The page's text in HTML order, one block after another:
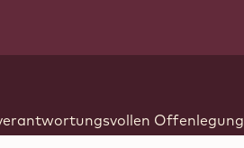
Offenlegung